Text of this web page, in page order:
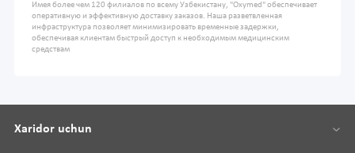
Имея более чем 120 филиалов по всему Узбекистану, "Oxymed" обеспечивает
оперативную и эффективную доставку заказов. Наша разветвленная
инфраструктура позволяет минимизировать временные задержки,
обеспечивая клиентам быстрый доступ к необходимым медицинским
средствам
Xaridor uchun